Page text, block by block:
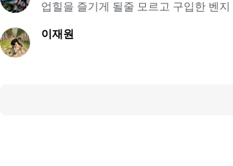
업힐을 즐기게 될줄 모르고 구입한 벤지
이재원